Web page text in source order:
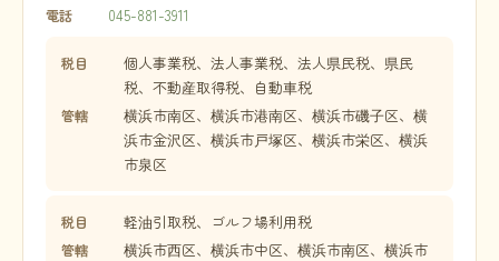
電話 045-881-3911
税目
個人事業税、法人事業税、法人県民税、県民
税、不動産取得税、自動車税
管轄
横浜市南区、横浜市港南区、横浜市磯子区、横
浜市金沢区、横浜市戸塚区、横浜市栄区、横浜
市泉区
税目 軽油引取税、ゴルフ場利用税
管轄
横浜市西区、横浜市中区、横浜市南区、横浜市